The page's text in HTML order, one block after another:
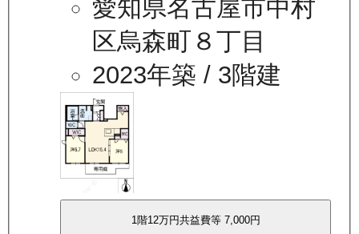
愛知県名古屋市中村
区烏森町８丁目
2023年築 / 3階建
1階12万円共益費等 7,000円